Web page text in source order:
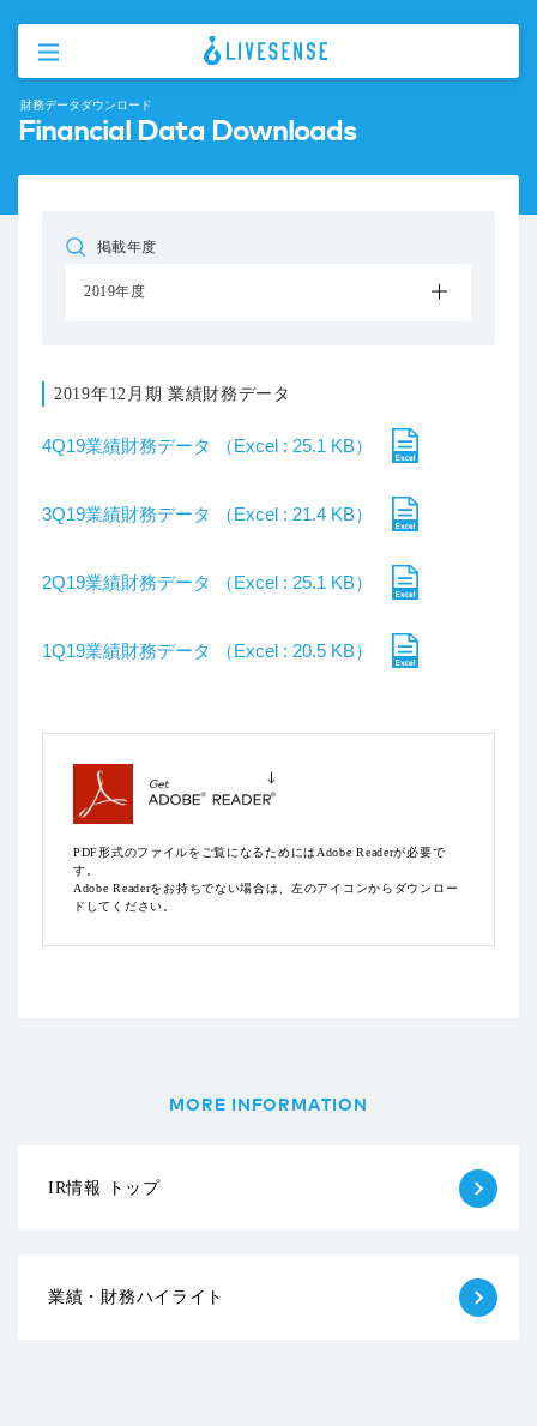
財務データダウンロード
Financial Data Downloads
掲載年度
2019年度
2019年12月期 業績財務データ
4Q19業績財務データ （Excel : 25.1 KB）
3Q19業績財務データ （Excel : 21.4 KB）
2Q19業績財務データ （Excel : 25.1 KB）
1Q19業績財務データ （Excel : 20.5 KB）
PDF形式のファイルをご覧になるためにはAdobe Readerが必要で
す。
Adobe Readerをお持ちでない場合は、左のアイコンからダウンロー
ドしてください。
MORE INFORMATION
IR情報 トップ
業績・財務ハイライト